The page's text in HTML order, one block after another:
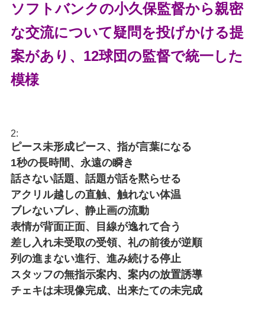
ソフトバンクの小久保監督から親密
な交流について疑問を投げかける提
案があり、12球団の監督で統一した
模様
2:
ピース未形成ピース、指が言葉になる
1秒の長時間、永遠の瞬き
話さない話題、話題が話を黙らせる
アクリル越しの直触、触れない体温
ブレないブレ、静止画の流動
表情が背面正面、目線が逸れて合う
差し入れ未受取の受領、礼の前後が逆順
列の進まない進行、進み続ける停止
スタッフの無指示案内、案内の放置誘導
チェキは未現像完成、出来たての未完成